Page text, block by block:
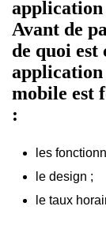
Avant de
de quoi est
application
mobile est
:
les
le design ;
le taux